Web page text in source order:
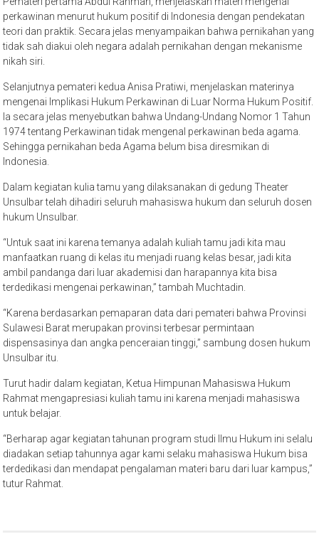
perkawinan menurut hukum positif di Indonesia dengan pendekatan
teori dan praktik. Secara jelas menyampaikan bahwa pernikahan yang
tidak sah diakui oleh negara adalah pernikahan dengan mekanisme
nikah siri.
Selanjutnya pemateri kedua Anisa Pratiwi, menjelaskan materinya
mengenai Implikasi Hukum Perkawinan di Luar Norma Hukum Positif.
Ia secara jelas menyebutkan bahwa Undang-Undang Nomor 1 Tahun
1974 tentang Perkawinan tidak mengenal perkawinan beda agama.
Sehingga pernikahan beda Agama belum bisa diresmikan di
Indonesia.
Dalam kegiatan kulia tamu yang dilaksanakan di gedung Theater
Unsulbar telah dihadiri seluruh mahasiswa hukum dan seluruh dosen
hukum Unsulbar.
“Untuk saat ini karena temanya adalah kuliah tamu jadi kita mau
manfaatkan ruang di kelas itu menjadi ruang kelas besar, jadi kita
ambil pandanga dari luar akademisi dan harapannya kita bisa
terdedikasi mengenai perkawinan,” tambah Muchtadin.
“Karena berdasarkan pemaparan data dari pemateri bahwa Provinsi
Sulawesi Barat merupakan provinsi terbesar permintaan
dispensasinya dan angka penceraian tinggi,” sambung dosen hukum
Unsulbar itu.
Turut hadir dalam kegiatan, Ketua Himpunan Mahasiswa Hukum
Rahmat mengapresiasi kuliah tamu ini karena menjadi mahasiswa
untuk belajar.
“Berharap agar kegiatan tahunan program studi Ilmu Hukum ini selalu
diadakan setiap tahunnya agar kami selaku mahasiswa Hukum bisa
terdedikasi dan mendapat pengalaman materi baru dari luar kampus,”
tutur Rahmat.